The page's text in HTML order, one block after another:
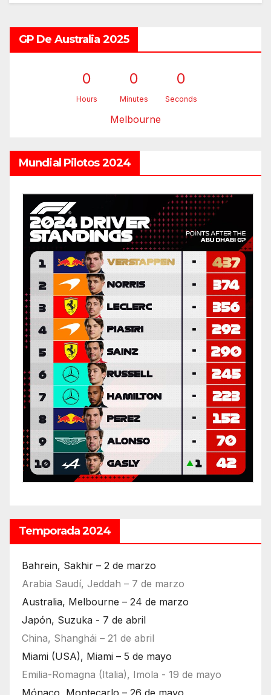
GP De Australia 2025
0
Hours
0
Minutes
0
Seconds
Melbourne
Mundial Pilotos 2024
Temporada 2024
Bahrein, Sakhir – 2 de marzo
Arabia Saudí, Jeddah – 7 de marzo
Australia, Melbourne – 24 de marzo
Japón, Suzuka - 7 de abril
China, Shanghái – 21 de abril
Miami (USA), Miami – 5 de mayo
Emilia-Romagna (Italia), Imola - 19 de mayo
Mónaco, Montecarlo – 26 de mayo